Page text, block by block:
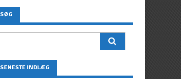
SØG
SENESTE INDLÆG